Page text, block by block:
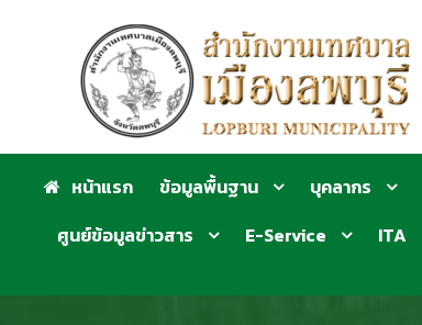
หน้าแรก ข้อมูลพื้นฐาน บุคลากร
ศูนย์ข้อมูลข่าวสาร
E-Service ITA